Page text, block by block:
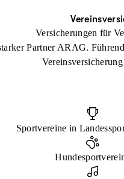
Versicherungen für
Partner ARAG.
Sportvereine in